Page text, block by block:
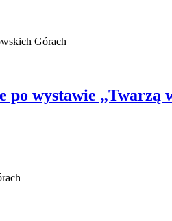
Górach
po wystawie